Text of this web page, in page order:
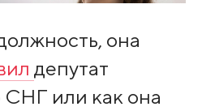
она
депутат
или как она